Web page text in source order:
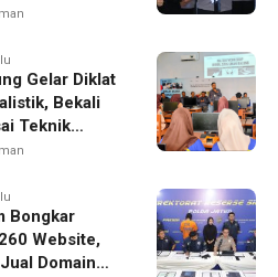
Gelar Diklat
Bekali
Teknik
yang
Bongkar
Website,
Domain